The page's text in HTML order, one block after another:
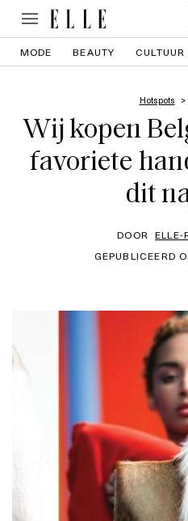
MODE BEAUTY CULTUUR
Hotspots
Wij kopen
favoriete
dit
DOOR ELLE-
GEPUBLICEERD